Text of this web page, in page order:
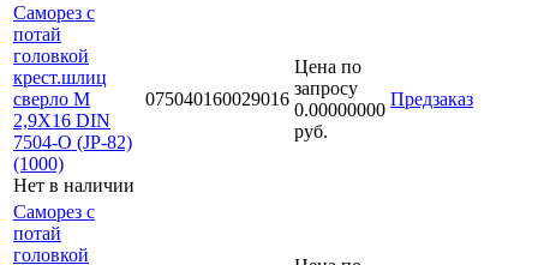
Саморез с
потай
головкой
крест.шлиц
сверло М
2,9Х16 DIN
7504-O (JP-82)
(1000)
Нет в наличии
075040160029016
Цена по
запросу
0.00000000
руб.
Предзаказ
Саморез с
потай
головкой